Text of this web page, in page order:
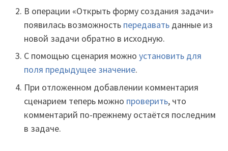
В операции «Открыть форму создания задачи»
появилась возможность передавать данные из
новой задачи обратно в исходную.
С помощью сценария можноустановить для
поля предыдущее значение.
При отложенном добавлении комментария
сценарием теперь можно проверить, что
комментарий по-прежнему остаётся последним
в задаче.